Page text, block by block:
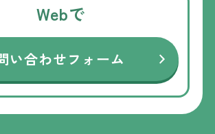
Webで
い合わせフォーム